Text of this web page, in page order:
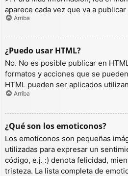
aparece cada vez que va a
Arriba
¿Puedo usar HTML?
No. No es posible publicar en
formatos y acciones que se
HTML pueden ser aplicados
Arriba
¿Qué son los emoticonos?
Los emoticonos son pequeñas
utilizadas para expresar un
código, e.j. :) denota felicidad,
tristeza. La lista completa de